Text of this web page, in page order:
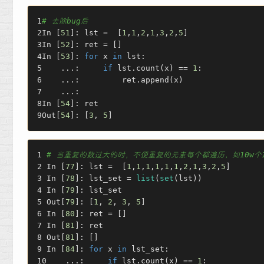
# 去除bug后
In [ 51 ]: lst =  [ 1 , 1 , 2 , 1 , 3 , 2 , 5
In [ 52 ]: ret = []
In [ 53 ]: for x in lst:
    ...:
if lst.count(x) == 1 :
    ...:         ret.append(x)
    ...:
In [ 54 ]: ret
Out[ 54 ]: [ 3 , 5
# 当重复的数过大的时，不便重复的元素每个都遍历，如10w个
In [ 77 ]: lst =  [ 1 , 1 , 1 , 1 , 1 , 1 , 2 , 1 , 3 , 2 , 5
In [ 78 ]: lst_set = list ( set (lst))
In [ 79 ]: lst_set
Out[ 79 ]: [ 1 , 2 , 3 , 5
In [ 80 ]: ret = []
In [ 81
]: ret
Out[ 81
]: []
In [ 84 ]: for x in lst_set:
    ...:
if lst.count(x) == 1 :